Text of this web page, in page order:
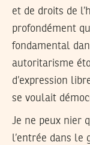
et de droits de
profondément
fondamental
autoritarisme
d’expression
se voulait
Je ne peux nier
l’entrée dans le